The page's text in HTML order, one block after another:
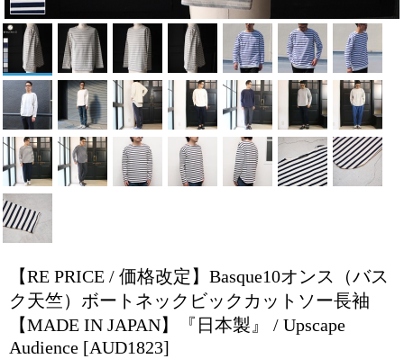
【RE PRICE / 価格改定】Basque10オンス（バス
ク天竺）ボートネックビックカットソー長袖
【MADE IN JAPAN】『日本製』 / Upscape
Audience [AUD1823]